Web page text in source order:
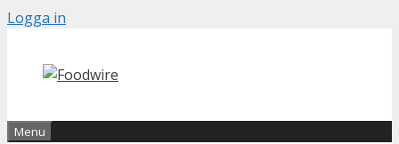
Skip
content
Logga in
Menu